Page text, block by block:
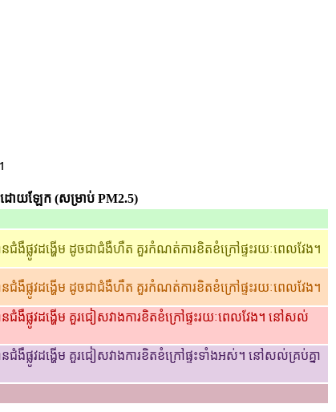
ដោយឡែក (សម្រាប់ PM2.5)
ផ្លូវដង្ហើម ដូចជាជំងឺហឺត គួរកំណត់ការខិតខំក្រៅផ្ទះរយៈពេលវែង។
ផ្លូវដង្ហើម ដូចជាជំងឺហឺត គួរកំណត់ការខិតខំក្រៅផ្ទះរយៈពេលវែង។
ផ្លូវដង្ហើម គួរជៀសវាងការខិតខំក្រៅផ្ទះរយៈពេលវែង។ នៅសល់
ផ្លូវដង្ហើម គួរជៀសវាងការខិតខំក្រៅផ្ទះទាំងអស់។ នៅសល់គ្រប់គ្នា